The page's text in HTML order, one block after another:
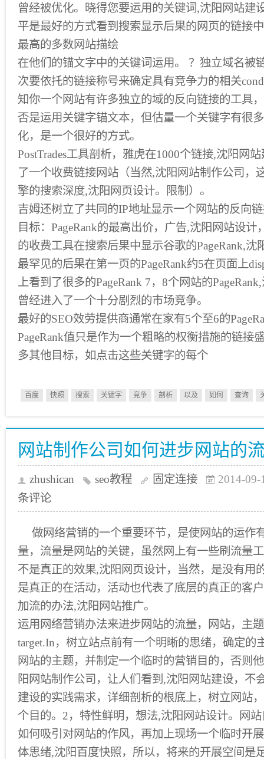
曾经被优化。晓得您要运用的关键词,沈阳网站建
平是最好的方式看到搜索显示后果的网页的链接
最高的多数网站描绘
在他们的锚文字中的关键词运用。 ？独立域名被
次要依托的链接称号来确定具有竞争力的相关
知你一个网站有许多独立的域的反向链接的工具
否是运用关键字锚文本，但估量一个关键字有很
化，是一个很好的方式。
PostTrades工具剖析，雅虎在1000个链接,沈阳网
了一个收费链接网站（当然,沈阳网站制作公司，
擎的搜索深度,沈阳网页设计。限制）。
吉姆还树立了共同的IP地址显示一个网站的反向
目标：PageRank的最高出价，广告,沈阳网站设
的收费工具在搜索后果中显示谷歌的PageRank,沈
最罕见的后果在第一页的PageRank约5在页面上
上看到了很多的PageRank 7，8个网站的
曾经进入了一个十分剧烈的市场竞争。
最好的SEO效劳提供商通常在家有5个至6的
PageRank值只是作为一个粗略的权衡措施的链接
多其他目标，如点击这些关键字的每个
百度 快照 搜索 关键字 竞争 剖析 以及 如何 查询
网站制作公司如何进步网站的
zhushican seo教程 固定连接
2014-09-
条评论
做网络营销的一个重要环节，是使网站的运作
量，流量是网站的关键，虽然网上有一些刷流量
不是真正的效果,沈阳网页设计，当然，是没有用
是真正的在活动，活动也代表了底层的真正的客
加流的办法,沈阳网站推广。
运用网络营销办法来进步网站的流量，网站，主
target.In，树立站点前有一个明晰的思绪，确定的
网站的主题，并制定一个临时的营销目的，否则
阳网站制作公司，让人们看到,沈阳网站建设，不
建设的实践需求，详细剖析的根底上，树立网站
个目的。2，特性鲜明，想法,沈阳网站设计。网
如何吸引对网站的作风，再加上现场一个临时开
体思绪,沈阳百度快照，所以，将来的开展空间是